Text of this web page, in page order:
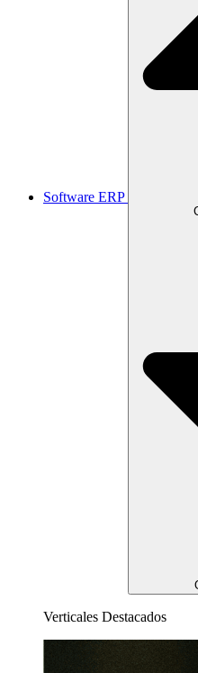
Software ERP
Verticales Destacados